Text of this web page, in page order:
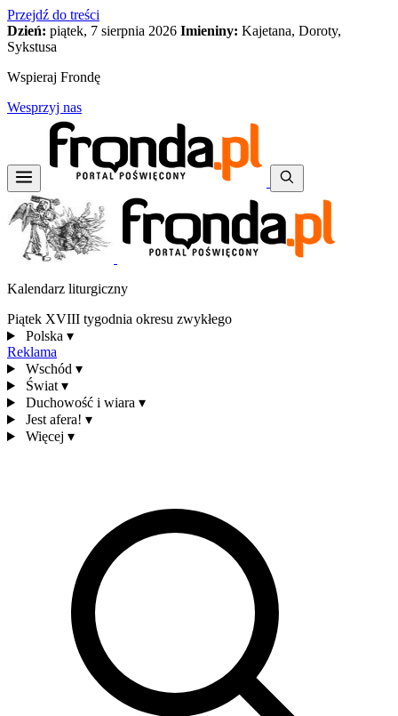
Przejdź do treści
Dzień: piątek, 7 sierpnia 2026 Imieniny: Kajetana, Doroty,
Sykstusa
Wspieraj Frondę
Wesprzyj nas
Kalendarz liturgiczny
Piątek XVIII tygodnia okresu zwykłego
Polska ▾
Reklama
Wschód ▾
Świat ▾
Duchowość i wiara ▾
Jest afera! ▾
Więcej ▾